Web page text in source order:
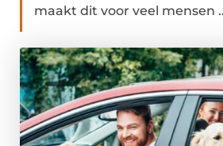
maakt dit voor veel mensen